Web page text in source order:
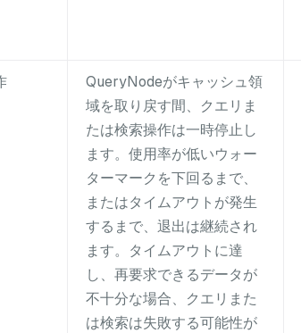
QueryNodeがキャッシュ領
域を取り戻す間、クエリま
たは検索操作は一時停止し
ます。使用率が低いウォー
ターマークを下回るまで、
またはタイムアウトが発生
するまで、退出は継続され
ます。タイムアウトに達
し、再要求できるデータが
不十分な場合、クエリまた
は検索は失敗する可能性が